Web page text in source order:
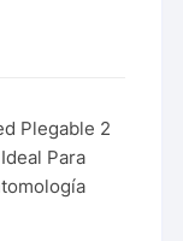
Plegable 2
Para